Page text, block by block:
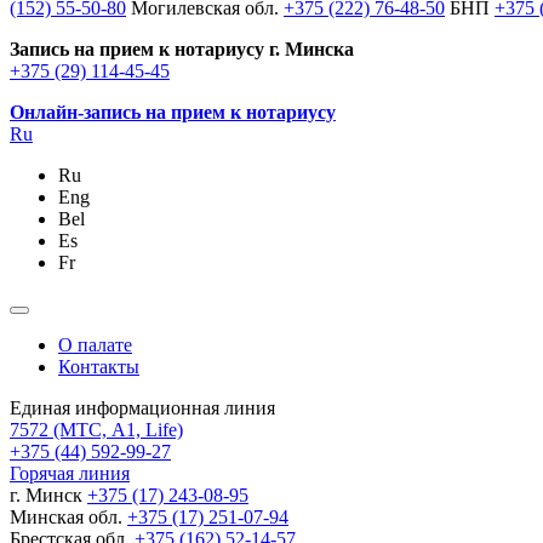
(152) 55-50-80 Могилевская обл. +375 (222) 76-48-50 БНП +375
Запись на прием к нотариусу г. Минска
+375 (29) 114-45-45
Онлайн-запись на прием к нотариусу
Ru
Ru
Eng
Bel
Es
Fr
О палате
Контакты
Единая информационная линия
7572 (МТС, A1, Life)
+375 (44) 592-99-27
Горячая линия
г. Минск +375 (17) 243-08-95
Минская обл. +375 (17) 251-07-94
Брестская обл. +375 (162) 52-14-57